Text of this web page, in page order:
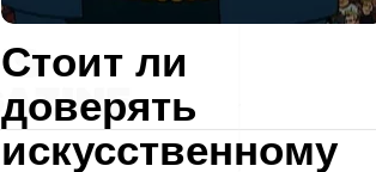
Стоит ли
доверять
искусственному